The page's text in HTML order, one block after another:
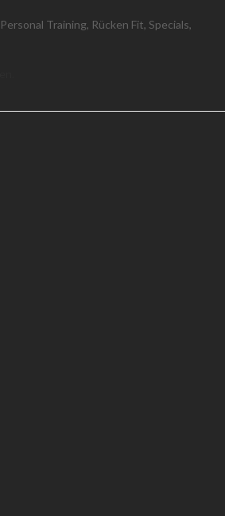
Personal Training, Rücken Fit, Specials,